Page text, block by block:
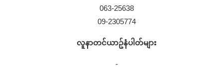
063-25638
09-2305774
လူနာတင်ယာဥ်နံပါတ်များ
-